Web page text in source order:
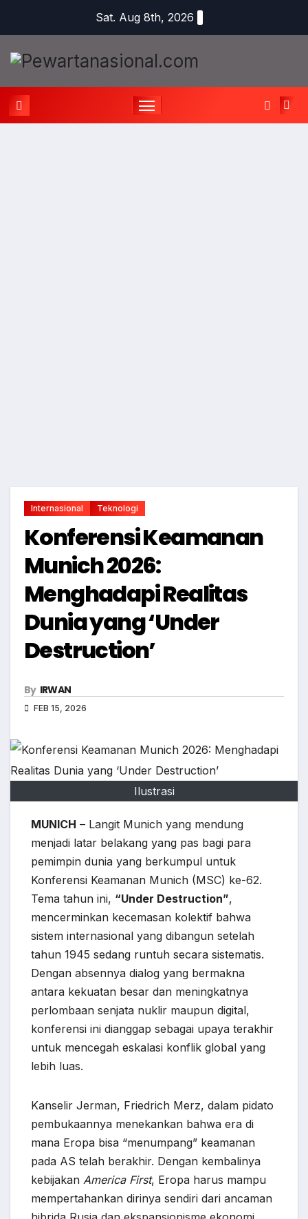
Sat. Aug 8th, 2026
Internasional Teknologi
Konferensi Keamanan
Munich 2026:
Menghadapi Realitas
Dunia yang ‘Under
Destruction’
By IRWAN
FEB 15, 2026
Ilustrasi
MUNICH – Langit Munich yang mendung
menjadi latar belakang yang pas bagi para
pemimpin dunia yang berkumpul untuk
Konferensi Keamanan Munich (MSC) ke-62.
Tema tahun ini, “Under Destruction”,
mencerminkan kecemasan kolektif bahwa
sistem internasional yang dibangun setelah
tahun 1945 sedang runtuh secara sistematis.
Dengan absennya dialog yang bermakna
antara kekuatan besar dan meningkatnya
perlombaan senjata nuklir maupun digital,
konferensi ini dianggap sebagai upaya terakhir
untuk mencegah eskalasi konflik global yang
lebih luas.
Kanselir Jerman, Friedrich Merz, dalam pidato
pembukaannya menekankan bahwa era di
mana Eropa bisa “menumpang” keamanan
pada AS telah berakhir. Dengan kembalinya
kebijakan America First, Eropa harus mampu
mempertahankan dirinya sendiri dari ancaman